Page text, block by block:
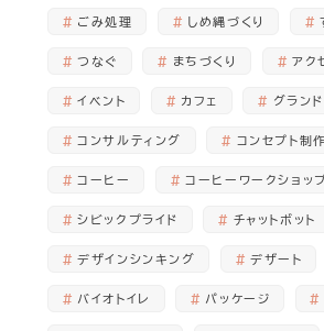
ごみ処理 しめ縄づくり
つなぐ まちづくり アク
イベント カフェ グラン
コンサルティング コンセプト制作
コーヒー コーヒーワークショッ
シビックプライド チャットボット
デザインシンキング デザート
バイオトイレ パッケージ